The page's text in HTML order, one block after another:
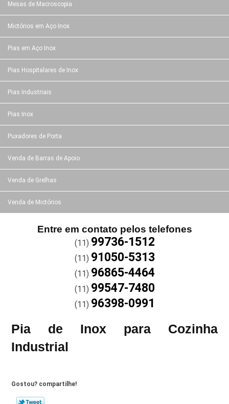
Mesas de Macroscopia
Mictórios em Aço Inox
Pias em Aço Inox
Pias Hospitalares de Inox
Pias Industriais
Pias Inox
Puxadores de Porta
Venda de Barras de Apoio
Venda de Grelhas
Venda de Mictórios
Entre em contato pelos telefones
(11) 99736-1512
(11) 91050-5313
(11) 96865-4464
(11) 99547-7480
(11) 96398-0991
Pia de Inox para Cozinha
Industrial
Gostou? compartilhe!